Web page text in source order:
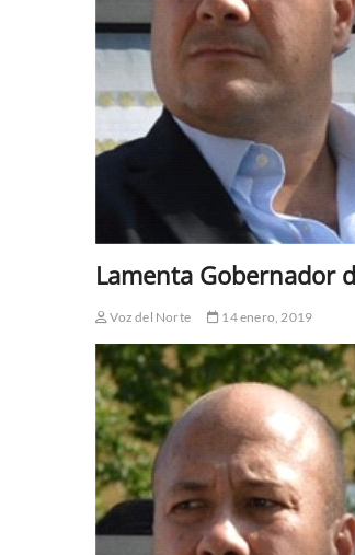
Lamenta Gobernador
Voz del Norte 14 enero, 2019